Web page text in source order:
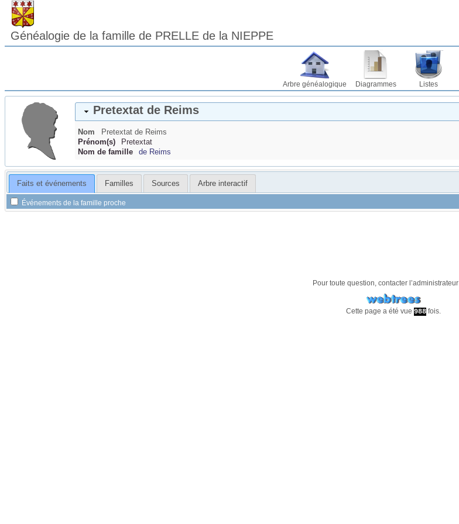
Généalogie de la famille de PRELLE de la NIEPPE
Arbre généalogique Diagrammes Listes
Pretextat de Reims
Nom Pretextat de Reims
Prénom(s)
Pretextat
Nom de famille
de Reims
Faits et événements Familles Sources Arbre interactif
Événements de la famille proche
Pour toute question, contacter l’administrateur
Cette page a été vue 988 fois.